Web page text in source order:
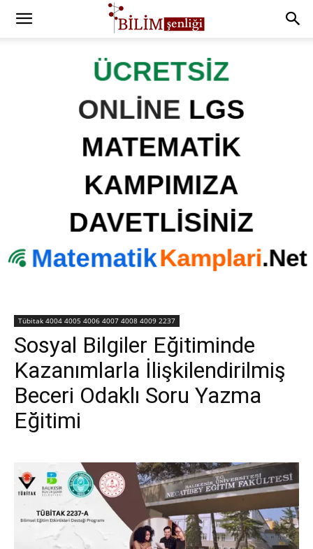
Tübitak 4004 4005 4006 4007 4008 4009 2237
Sosyal Bilgiler Eğitiminde
Kazanımlarla İlişkilendirilmiş
Beceri Odaklı Soru Yazma
Eğitimi